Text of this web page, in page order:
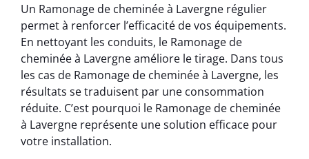
Un Ramonage de cheminée à Lavergne régulier
permet à renforcer l’efficacité de vos équipements.
En nettoyant les conduits, le Ramonage de
cheminée à Lavergne améliore le tirage. Dans tous
les cas de Ramonage de cheminée à Lavergne, les
résultats se traduisent par une consommation
réduite. C’est pourquoi le Ramonage de cheminée
à Lavergne représente une solution efficace pour
votre installation.